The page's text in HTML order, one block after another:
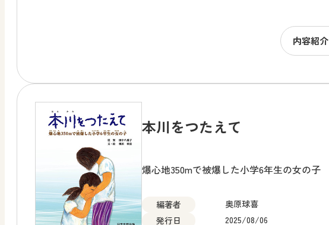
内容紹介
本川をつたえて
爆心地350mで被爆した小学6年生の女の子
編著者 奥原球喜
発行日
2025/08/06